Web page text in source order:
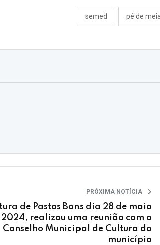
semed pé de
PRÓXIMA NOTÍCIA
de Pastos Bons dia 28 de maio
2024, realizou uma reunião com o
Conselho Municipal de Cultura do
município